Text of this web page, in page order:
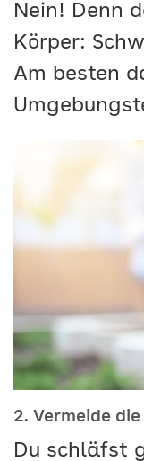
Nein! Denn
Körper:
Am besten
2. Vermeide
Du schläfst